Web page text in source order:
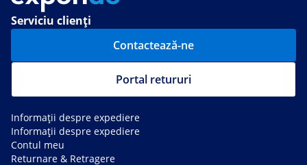
Serviciu clienți
Contactează-ne
Portal retururi
Informații despre expediere
Informații despre expediere
Contul meu
Returnare & Retragere